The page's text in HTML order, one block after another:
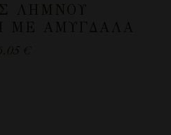
ΛΉΜΝΟΥ
ΜΕ ΑΜΎΓΔΑΛΑ
€